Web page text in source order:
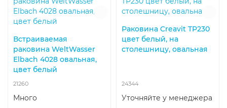
Встраиваемая
раковина WeltWasser
Elbach 4028 овальная,
цвет белый
21260
Много
Раковина Creavit TP230
цвет белый, на
столешницу, овальная
24344
Уточняйте у менеджера